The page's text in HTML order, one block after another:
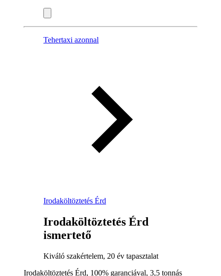
Tehertaxi azonnal
Irodaköltöztetés Érd
Irodaköltöztetés Érd
ismertető
Kiváló szakértelem, 20 év tapasztalat
Irodaköltöztetés Érd, 100% garanciával, 3,5 tonnás